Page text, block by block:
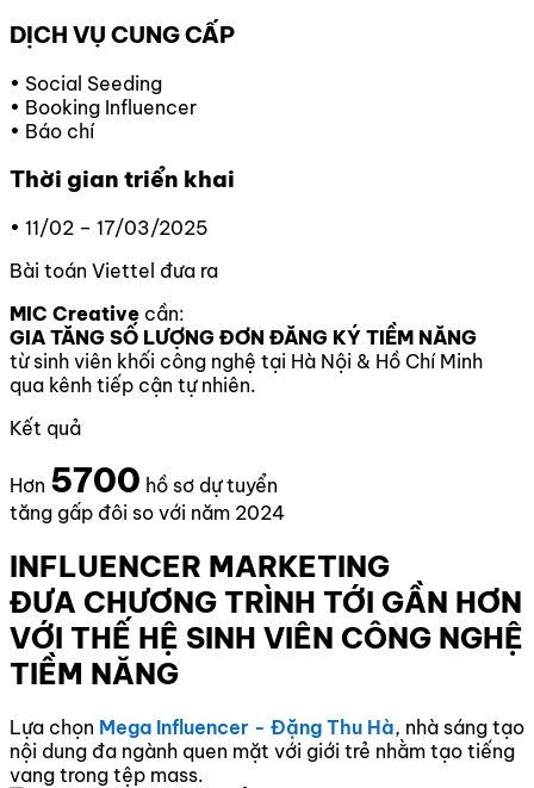
DỊCH VỤ CUNG CẤP
• Social Seeding
• Booking Influencer
• Báo chí
Thời gian triển khai
• 11/02 – 17/03/2025
Bài toán Viettel đưa ra
MIC Creative cần:
GIA TĂNG SỐ LƯỢNG ĐƠN ĐĂNG KÝ TIỀM NĂNG
từ sinh viên khối công nghệ tại Hà Nội & Hồ Chí Minh
qua kênh tiếp cận tự nhiên.
Kết quả
Hơn 5700 hồ sơ dự tuyển
tăng gấp đôi so với năm 2024
INFLUENCER MARKETING
ĐƯA CHƯƠNG TRÌNH TỚI GẦN HƠN
VỚI THẾ HỆ SINH VIÊN CÔNG NGHỆ
TIỀM NĂNG
Lựa chọn Mega Influencer - Đặng Thu Hà, nhà sáng tạo
nội dung đa ngành quen mặt với giới trẻ nhằm tạo tiếng
vang trong tệp mass.